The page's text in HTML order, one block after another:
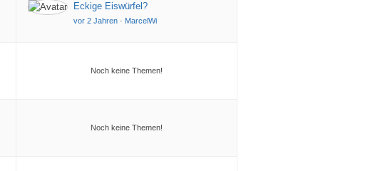
Eckige Eiswürfel?
vor 2 Jahren · MarcelWi
Noch keine Themen!
Noch keine Themen!